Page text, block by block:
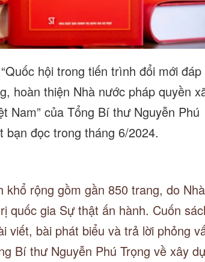
hội trong tiến trình đổi mới đáp
hoàn thiện Nhà nước pháp quyền
Nam” của Tổng Bí thư Nguyễn Phú
bạn đọc trong tháng 6/2024.
khổ rộng gồm gần 850 trang, do Nhà
quốc gia Sự thật ấn hành. Cuốn
viết, bài phát biểu và trả lời phỏng
Bí thư Nguyễn Phú Trọng về xây